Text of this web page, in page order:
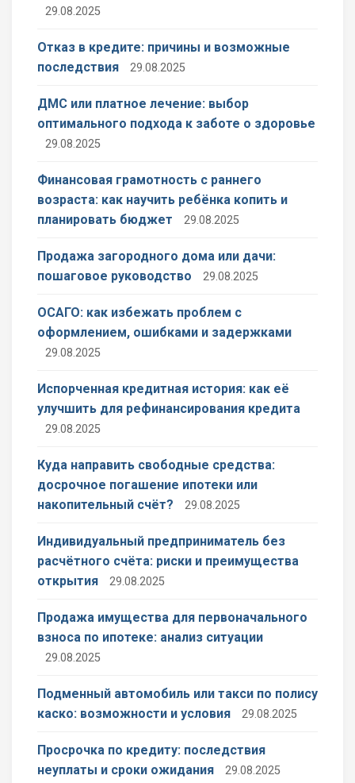
29.08.2025
Отказ в кредите: причины и возможные
последствия
29.08.2025
ДМС или платное лечение: выбор
оптимального подхода к заботе о здоровье
29.08.2025
Финансовая грамотность с раннего
возраста: как научить ребёнка копить и
планировать бюджет
29.08.2025
Продажа загородного дома или дачи:
пошаговое руководство
29.08.2025
ОСАГО: как избежать проблем с
оформлением, ошибками и задержками
29.08.2025
Испорченная кредитная история: как её
улучшить для рефинансирования кредита
29.08.2025
Куда направить свободные средства:
досрочное погашение ипотеки или
накопительный счёт?
29.08.2025
Индивидуальный предприниматель без
расчётного счёта: риски и преимущества
открытия
29.08.2025
Продажа имущества для первоначального
взноса по ипотеке: анализ ситуации
29.08.2025
Подменный автомобиль или такси по полису
каско: возможности и условия
29.08.2025
Просрочка по кредиту: последствия
неуплаты и сроки ожидания
29.08.2025